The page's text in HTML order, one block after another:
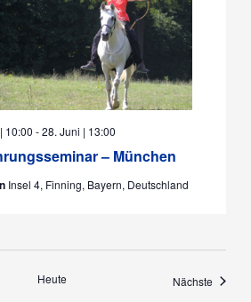
– München
10:00 -28. Juni | 13:00
Insel 4, Finning, Bayern, Deutschland
Heute Nächste